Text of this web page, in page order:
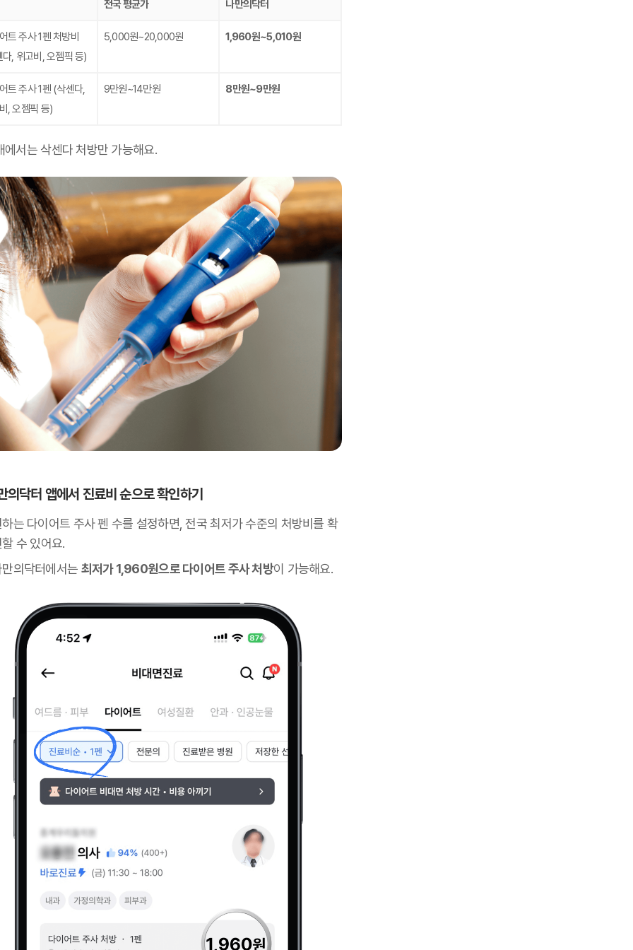
전국 평균가 나만의닥터
트 주사 1펜 처방비
, 위고비, 오젬픽 등)
5,000원~20,000원 1,960원~5,010원
트 주사 1펜 (삭센다,
, 오젬픽 등)
9만원~14만원 8만원~9만원
에서는 삭센다 처방만 가능해요.
의닥터 앱에서 진료비 순으로 확인하기
는 다이어트 주사 펜 수를 설정하면, 전국 최저가 수준의 처방비를 확
수 있어요.
의닥터에서는 최저가 1,960원으로 다이어트 주사 처방이 가능해요.